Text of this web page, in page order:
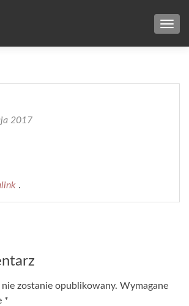
2017
.
wpisu
zostanie opublikowany. Wymagane
*